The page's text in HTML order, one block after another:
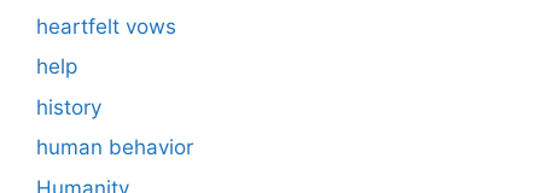
heartfelt vows
help
history
human behavior
Humanity